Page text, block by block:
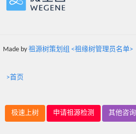
Made by 祖源树策划组 <祖缘树管理员名单>
>首页
极速上树 申请祖源检测 其他咨询